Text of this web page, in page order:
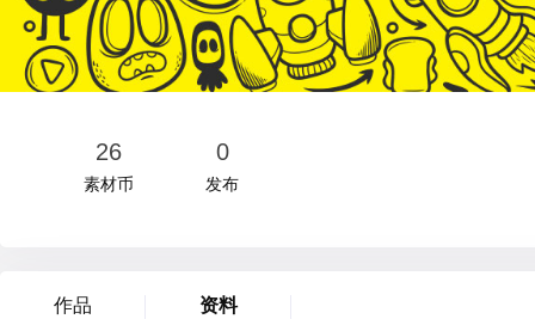
26
素材币
0
发布
作品 资料